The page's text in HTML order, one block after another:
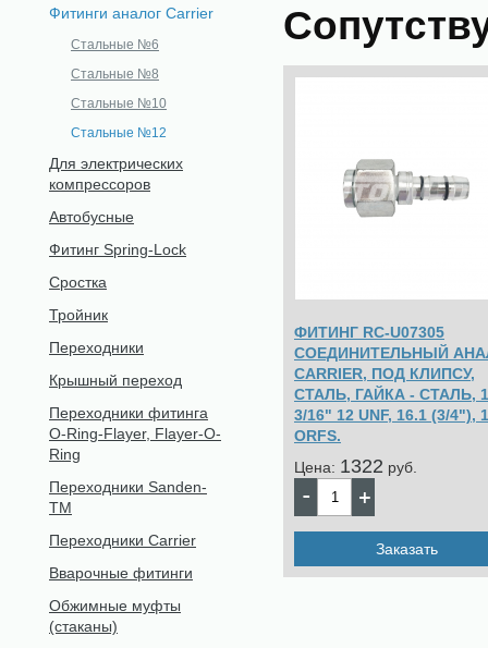
ФИТИНГ RC-U07305
СОЕДИНИТЕЛЬНЫЙ
CARRIER, ПОД КЛИПСУ,
СТАЛЬ, ГАЙКА - СТАЛЬ, 1
3/16" 12 UNF, 16.1 (3/4"),
ORFS.
Цена: 1322 pуб.
Заказать
Фитинги аналог Carrier
Стальные №6
Стальные №8
Стальные №10
Стальные №12
Для электрических
компрессоров
Автобусные
Фитинг Spring-Lock
Сростка
Тройник
Переходники
Крышный переход
Переходники фитинга
O-Ring-Flayer, Flayer-O-
Ring
Переходники Sanden-
TM
Переходники Carrier
Вварочные фитинги
Обжимные муфты
(стаканы)